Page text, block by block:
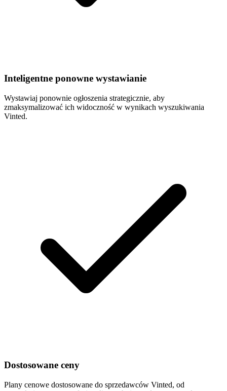
Inteligentne ponowne wystawianie
Wystawiaj ponownie ogłoszenia strategicznie, aby
zmaksymalizować ich widoczność w wynikach wyszukiwania
Vinted.
Dostosowane ceny
Plany cenowe dostosowane do sprzedawców Vinted, od